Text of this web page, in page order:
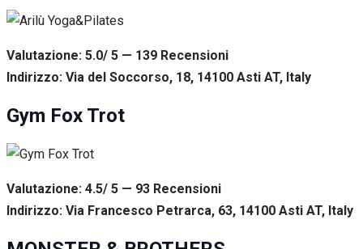
Valutazione: 5.0/ 5 — 139 Recensioni
Indirizzo: Via del Soccorso, 18, 14100 Asti AT, Italy
Gym Fox Trot
Valutazione: 4.5/ 5 — 93 Recensioni
Indirizzo: Via Francesco Petrarca, 63, 14100 Asti AT, Italy